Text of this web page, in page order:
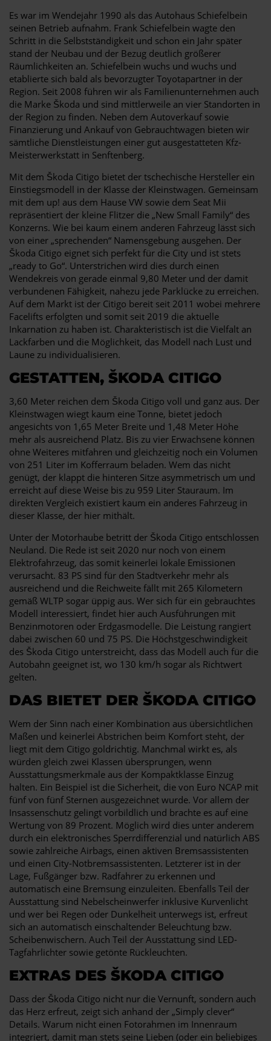
Es war im Wendejahr 1990 als das Autohaus Schiefelbein
seinen Betrieb aufnahm. Frank Schiefelbein wagte den
Schritt in die Selbstständigkeit und schon ein Jahr später
stand der Neubau und der Bezug deutlich größerer
Räumlichkeiten an. Schiefelbein wuchs und wuchs und
etablierte sich bald als bevorzugter Toyotapartner in der
Region. Seit 2008 führen wir als Familienunternehmen auch
die Marke Škoda und sind mittlerweile an vier Standorten in
der Region zu finden. Neben dem Autoverkauf sowie
Finanzierung und Ankauf von Gebrauchtwagen bieten wir
sämtliche Dienstleistungen einer gut ausgestatteten Kfz-
Meisterwerkstatt in Senftenberg.
Mit dem Škoda Citigo bietet der tschechische Hersteller ein
Einstiegsmodell in der Klasse der Kleinstwagen. Gemeinsam
mit dem up! aus dem Hause VW sowie dem Seat Mii
repräsentiert der kleine Flitzer die „New Small Family“ des
Konzerns. Wie bei kaum einem anderen Fahrzeug lässt sich
von einer „sprechenden“ Namensgebung ausgehen. Der
Škoda Citigo eignet sich perfekt für die City und ist stets
„ready to Go“. Unterstrichen wird dies durch einen
Wendekreis von gerade einmal 9,80 Meter und der damit
verbundenen Fähigkeit, nahezu jede Parklücke zu erreichen.
Auf dem Markt ist der Citigo bereit seit 2011 wobei mehrere
Facelifts erfolgten und somit seit 2019 die aktuelle
Inkarnation zu haben ist. Charakteristisch ist die Vielfalt an
Lackfarben und die Möglichkeit, das Modell nach Lust und
Laune zu individualisieren.
GESTATTEN, ŠKODA CITIGO
3,60 Meter reichen dem Škoda Citigo voll und ganz aus. Der
Kleinstwagen wiegt kaum eine Tonne, bietet jedoch
angesichts von 1,65 Meter Breite und 1,48 Meter Höhe
mehr als ausreichend Platz. Bis zu vier Erwachsene können
ohne Weiteres mitfahren und gleichzeitig noch ein Volumen
von 251 Liter im Kofferraum beladen. Wem das nicht
genügt, der klappt die hinteren Sitze asymmetrisch um und
erreicht auf diese Weise bis zu 959 Liter Stauraum. Im
direkten Vergleich existiert kaum ein anderes Fahrzeug in
dieser Klasse, der hier mithält.
Unter der Motorhaube betritt der Škoda Citigo entschlossen
Neuland. Die Rede ist seit 2020 nur noch von einem
Elektrofahrzeug, das somit keinerlei lokale Emissionen
verursacht. 83 PS sind für den Stadtverkehr mehr als
ausreichend und die Reichweite fällt mit 265 Kilometern
gemäß WLTP sogar üppig aus. Wer sich für ein gebrauchtes
Modell interessiert, findet hier auch Ausführungen mit
Benzinmotoren oder Erdgasmodelle. Die Leistung rangiert
dabei zwischen 60 und 75 PS. Die Höchstgeschwindigkeit
des Škoda Citigo unterstreicht, dass das Modell auch für die
Autobahn geeignet ist, wo 130 km/h sogar als Richtwert
gelten.
DAS BIETET DER ŠKODA CITIGO
Wem der Sinn nach einer Kombination aus übersichtlichen
Maßen und keinerlei Abstrichen beim Komfort steht, der
liegt mit dem Citigo goldrichtig. Manchmal wirkt es, als
würden gleich zwei Klassen übersprungen, wenn
Ausstattungsmerkmale aus der Kompaktklasse Einzug
halten. Ein Beispiel ist die Sicherheit, die von Euro NCAP mit
fünf von fünf Sternen ausgezeichnet wurde. Vor allem der
Insassenschutz gelingt vorbildlich und brachte es auf eine
Wertung von 89 Prozent. Möglich wird dies unter anderem
durch ein elektronisches Sperrdifferenzial und natürlich ABS
sowie zahlreiche Airbags, einen aktiven Bremsassistenten
und einen City-Notbremsassistenten. Letzterer ist in der
Lage, Fußgänger bzw. Radfahrer zu erkennen und
automatisch eine Bremsung einzuleiten. Ebenfalls Teil der
Ausstattung sind Nebelscheinwerfer inklusive Kurvenlicht
und wer bei Regen oder Dunkelheit unterwegs ist, erfreut
sich an automatisch einschaltender Beleuchtung bzw.
Scheibenwischern. Auch Teil der Ausstattung sind LED-
Tagfahrlichter sowie getönte Rückleuchten.
EXTRAS DES ŠKODA CITIGO
Dass der Škoda Citigo nicht nur die Vernunft, sondern auch
das Herz erfreut, zeigt sich anhand der „Simply clever“
Details. Warum nicht einen Fotorahmen im Innenraum
integriert, damit man stets seine Lieben (oder ein beliebiges